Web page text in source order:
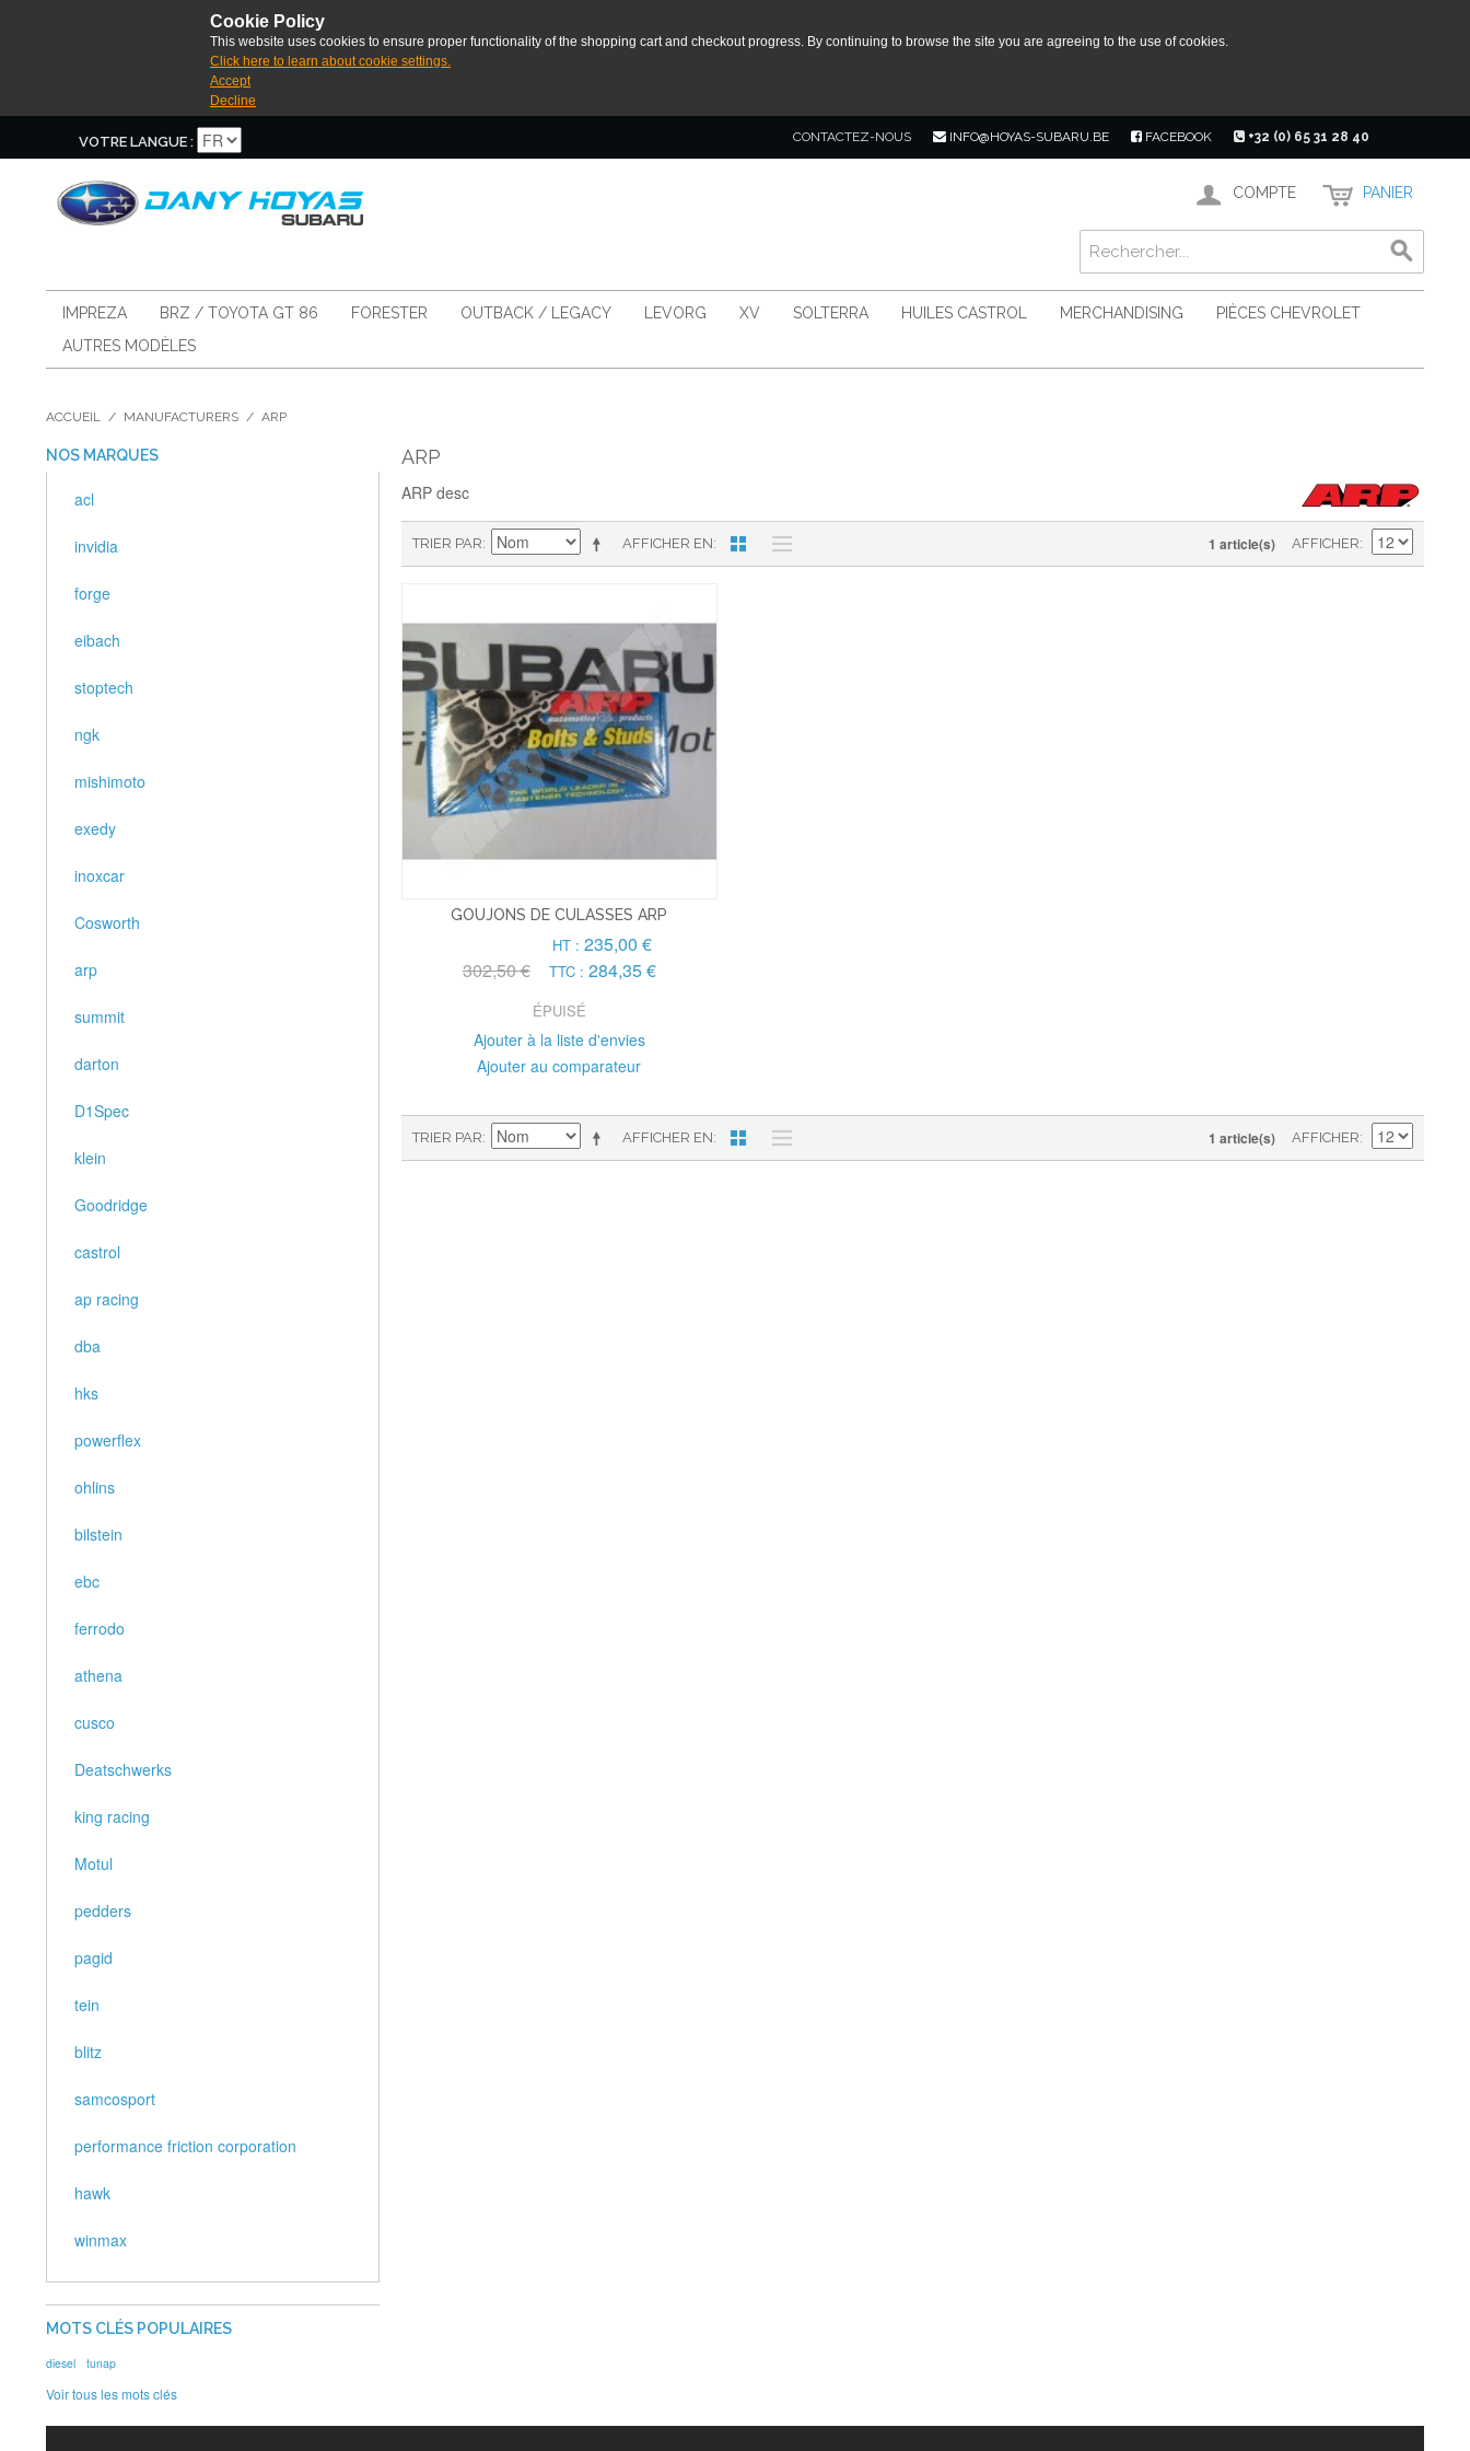
Cookie Policy
This website uses cookies to ensure proper functionality of the shopping cart and checkout progress. By continuing to browse the site you are agreeing to the use of cookies.
Click here to learn about cookie settings.
Accept
Decline
VOTRE LANGUE : CONTACTEZ-NOUS INFO@HOYAS-SUBARU.BE FACEBOOK +32 (0) 65 31 28 40
COMPTE PANIER
IMPREZA BRZ / TOYOTA GT 86 FORESTER OUTBACK / LEGACY LEVORG XV SOLTERRA HUILES CASTROL MERCHANDISING
PIÈCES CHEVROLET
AUTRES MODÈLES
ACCUEIL / MANUFACTURERS / ARP
ARP
ARP desc
AFFICHER EN
TRIER PAR 1 article(s) AFFICHER
GOUJONS DE CULASSES ARP
302,50 €
HT : 235,00 €
TTC : 284,35 €
ÉPUISÉ
Ajouter à la liste d'envies
Ajouter au comparateur
AFFICHER EN
TRIER PAR 1 article(s) AFFICHER
NOS MARQUES
acl
invidia
forge
eibach
stoptech
ngk
mishimoto
exedy
inoxcar
Cosworth
arp
summit
darton
D1Spec
klein
Goodridge
castrol
ap racing
dba
hks
powerflex
ohlins
bilstein
ebc
ferrodo
athena
cusco
Deatschwerks
king racing
Motul
pedders
pagid
tein
blitz
samcosport
performance friction corporation
hawk
winmax
MOTS CLÉS POPULAIRES
diesel tunap
Voir tous les mots clés